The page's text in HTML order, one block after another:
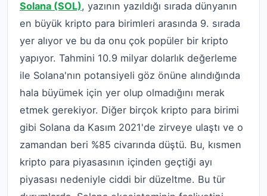
Solana (SOL), yazının yazıldığı sırada dünyanın
en büyük kripto para birimleri arasında 9. sırada
yer alıyor ve bu da onu çok popüler bir kripto
yapıyor. Tahmini 10.9 milyar dolarlık değerleme
ile Solana'nın potansiyeli göz önüne alındığında
hala büyümek için yer olup olmadığını merak
etmek gerekiyor. Diğer birçok kripto para birimi
gibi Solana da Kasım 2021'de zirveye ulaştı ve o
zamandan beri %85 civarında düştü. Bu, kısmen
kripto para piyasasının içinden geçtiği ayı
piyasası nedeniyle ciddi bir düzeltme. Bu tür